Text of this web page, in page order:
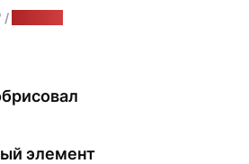
/
элемент